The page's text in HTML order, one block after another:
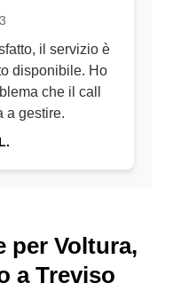
il servizio è
disponibile. Ho
che il call
a gestire.
per Voltura,
a Treviso